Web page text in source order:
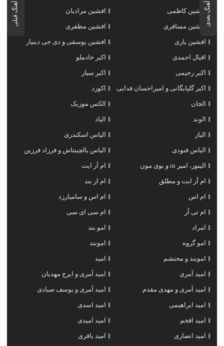
آهنگ بعدی آهنگ قبلی افشین کاظمی افشین مرادیان
افشین مسافری افشین مظفری
افشین یاری افشین یوسفی و دی جی دینیار
اقبال احمدی اکبر خادملو
اکبر رحیمی اکبر سیار
اکبر گلپایگانی و امیراحسان فدایی اکورد
الجان الکس موزیک
الوند الیاد
الیاز الیاس اسکندری
الیاس فنودی الیاس یالچینتاش و فرزاد فرزین
الینور، امیر rn و بوی مون ام آر ایت
ام آر ایت و مطلق ام‌ ار بند
ام اس ام اس و سامیارزد
ام تی آر ام سی ای سی
امراد امو بند
امو گروه اموبند
اموبند و محتشم امید
امید آمری امید آمری و ایرج مهدیان
امید آمری و مهدی مقدم امید آمری و یوسف صیادی
امید ابراهیمی امید اسدی
امید افخم امید امیدی
امید انصاری امید باقری